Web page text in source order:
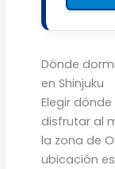
Dónde
en Shinjuku
Elegir
disfrutar al
la zona de
ubicación